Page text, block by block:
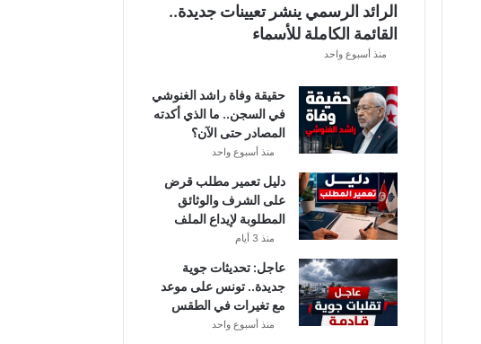
ب
ل
ع
ة
د
و
ر
ي
أ
ب
ل
إ
الرائد الرسمي ينشر تعيينات جديدة..
القائمة الكاملة للأسماء
منذ أسبوع واحد
حقيقة وفاة راشد الغنوشي
في السجن.. ما الذي أكدته
المصادر حتى الآن؟
منذ أسبوع واحد
دليل تعمير مطلب قرض
على الشرف والوثائق
المطلوبة لإيداع الملف
منذ 3 أيام
عاجل: تحديثات جوية
جديدة.. تونس على موعد
مع تغيرات في الطقس
منذ أسبوع واحد